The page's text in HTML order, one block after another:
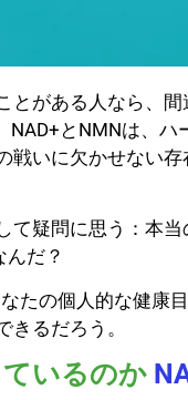
がある人なら、
とNMNは、ハ
戦いに欠かせない
疑問に思う：本
だ？
たの個人的な健康
るだろう。
いるのか